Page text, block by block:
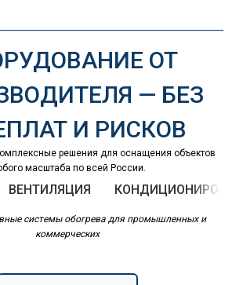
ОТ
— БЕЗ
И РИСКОВ
решения для оснащения объектов
масштаба по всей России.
ВЕНТИЛЯЦИЯ
системы обогрева для промышленных и
коммерческих